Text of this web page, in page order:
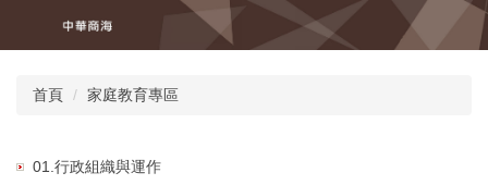
首頁 家庭教育專區
01.行政組織與運作